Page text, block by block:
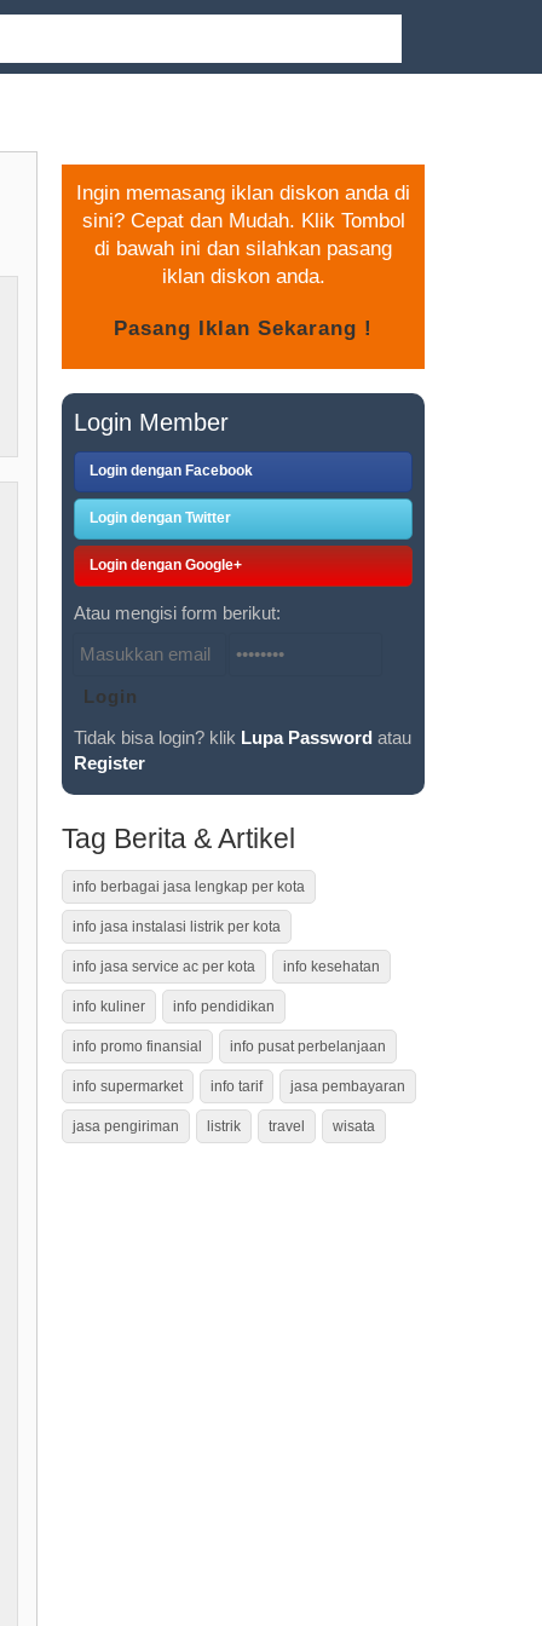
Ingin memasang iklan diskon anda di
sini? Cepat dan Mudah. Klik Tombol
di bawah ini dan silahkan pasang
iklan diskon anda.
Login Member
Login dengan Facebook
Login dengan Twitter
Login dengan Google+
Atau mengisi form berikut:
Tidak bisa login? klik Lupa Password atau
Register
Tag Berita & Artikel
info berbagai jasa lengkap per kota
info jasa instalasi listrik per kota
info jasa service ac per kota info kesehatan
info kuliner info pendidikan
info promo finansial info pusat perbelanjaan
info supermarket info tarif jasa pembayaran
jasa pengiriman listrik travel wisata